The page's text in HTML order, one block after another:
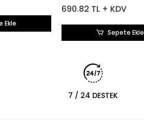
Ekle
690.82 TL + KDV
Sepete Ekle
7 / 24 DESTEK